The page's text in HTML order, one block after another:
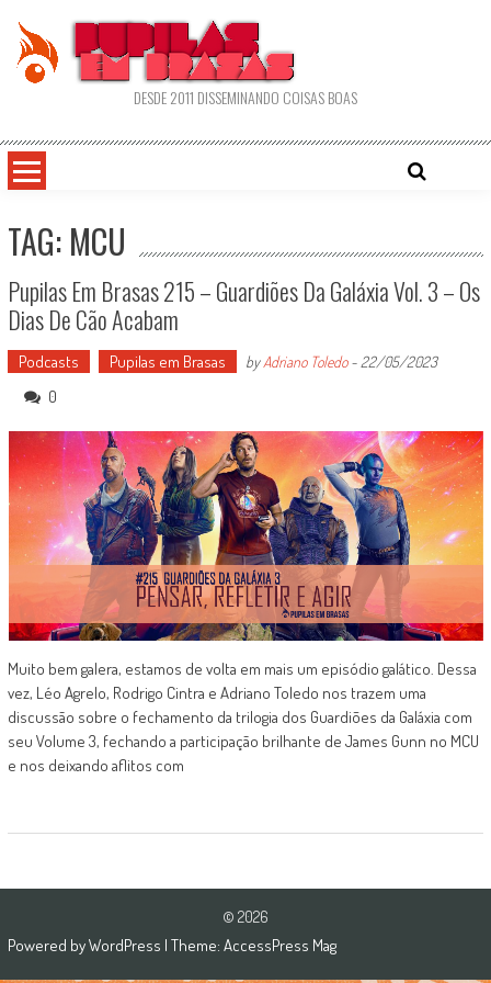
content
DESDE 2011 DISSEMINANDO COISAS BOAS
TAG: MCU
Pupilas Em Brasas 215 – Guardiões Da Galáxia Vol. 3 – Os
Dias De Cão Acabam
Podcasts Pupilas em Brasas byAdriano Toledo- 22/05/2023
0
Muito bem galera, estamos de volta em mais um episódio galático. Dessa
vez, Léo Agrelo, Rodrigo Cintra e Adriano Toledo nos trazem uma
discussão sobre o fechamento da trilogia dos Guardiões da Galáxia com
seu Volume 3, fechando a participação brilhante de James Gunn no MCU
e nos deixando aflitos com
© 2026
Powered byWordPress | Theme: AccessPress Mag